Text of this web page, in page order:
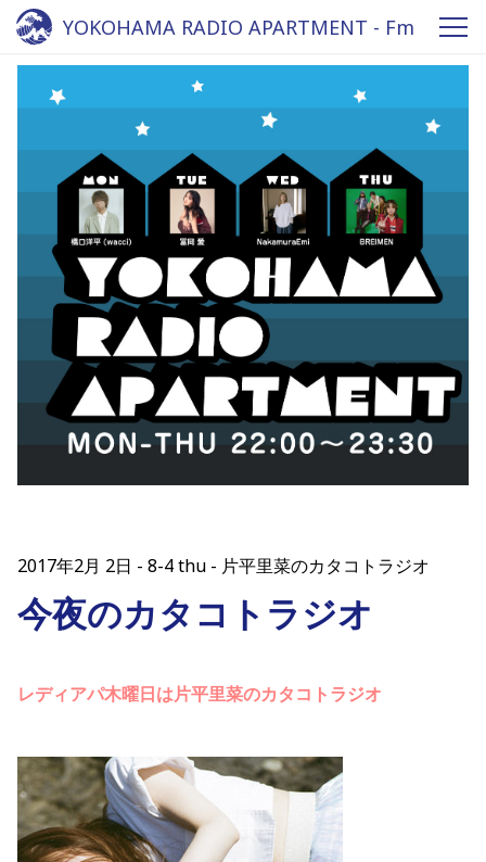
YOKOHAMA RADIO APARTMENT - Fm
yokohama 84.7
2017年2月 2日 8-4 thu - 片平里菜のカタコトラジオ
今夜のカタコトラジオ
レディアパ木曜日は片平里菜のカタコトラジオ